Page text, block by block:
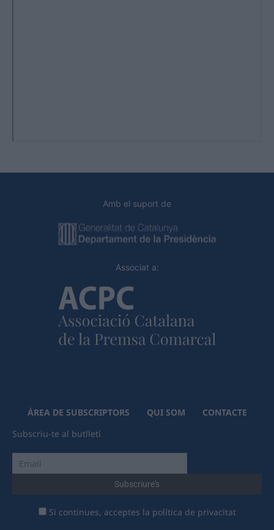
Amb el suport de
Associat a:
ÀREA DE SUBSCRIPTORS QUI SOM
CONTACTE
Subscriu-te al butlletí
Si continues, acceptes la política de privacitat